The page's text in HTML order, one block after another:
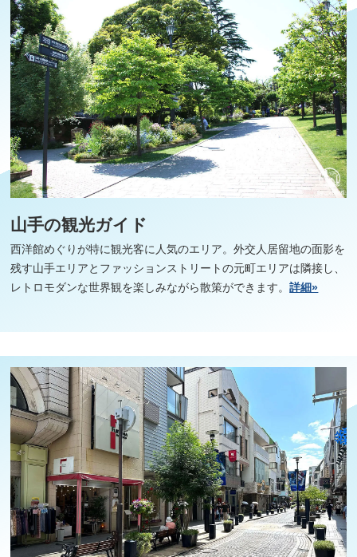
山手の観光ガイド
西洋館めぐりが特に観光客に人気のエリア。外交人居留地の面影を
残す山手エリアとファッションストリートの元町エリアは隣接し、
レトロモダンな世界観を楽しみながら散策ができます。詳細»